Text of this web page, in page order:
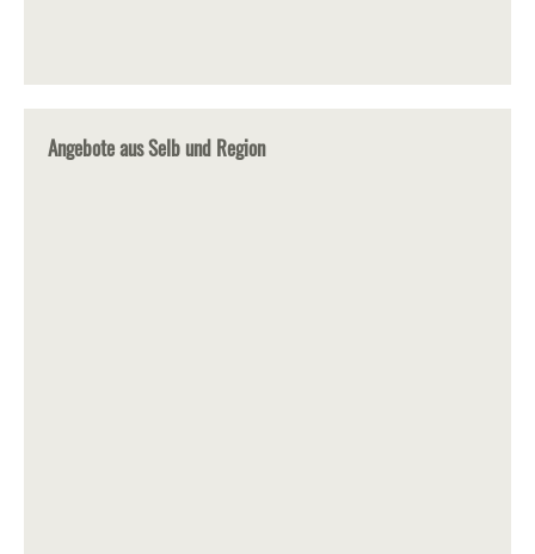
Angebote aus Selb und Region